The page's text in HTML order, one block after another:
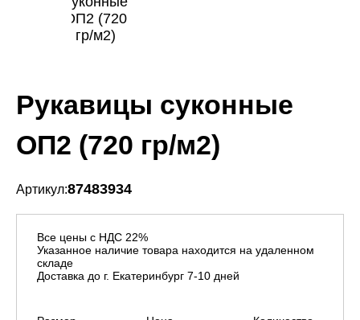
Рукавицы суконные
ОП2 (720 гр/м2)
Артикул:87483934
Все цены с НДС 22%
Указанное наличие товара находится на удаленном
складе
Доставка до г. Екатеринбург 7-10 дней